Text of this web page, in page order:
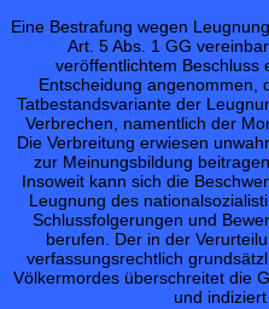
Eine Bestrafung wegen
Art. 5 Abs. 1 GG
veröffentlichtem Beschluss
Entscheidung angenommen,
Tatbestandsvariante der
Verbrechen, namentlich der
Die Verbreitung erwiesen
zur Meinungsbildung
Insoweit kann sich die
Leugnung des
Schlussfolgerungen und
berufen. Der in der
verfassungsrechtlich
Völkermordes überschreitet die
und